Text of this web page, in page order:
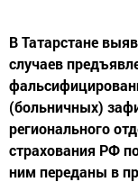
В Татарстане
случаев
(больничных)
регионального
страхования РФ
ним переданы в